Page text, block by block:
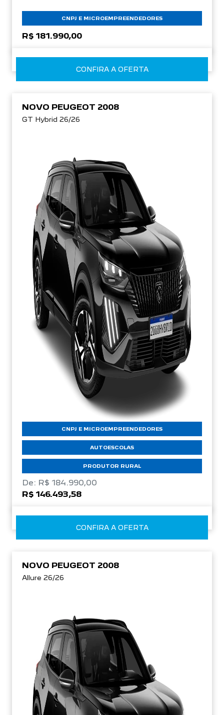
CNPJ E MICROEMPREENDEDORES
R$ 181.990,00
CONFIRA A OFERTA
NOVO PEUGEOT 2008
GT Hybrid 26/26
CNPJ E MICROEMPREENDEDORES
AUTOESCOLAS
PRODUTOR RURAL
De: R$ 184.990,00
R$ 146.493,58
CONFIRA A OFERTA
NOVO PEUGEOT 2008
Allure 26/26